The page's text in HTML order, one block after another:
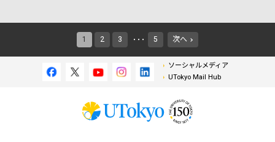
1 2 3 ・・・ 5 次へ
ソーシャルメディア
UTokyo Mail Hub